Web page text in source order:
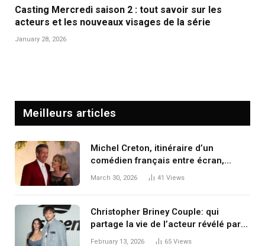
Casting Mercredi saison 2 : tout savoir sur les
acteurs et les nouveaux visages de la série
January 28, 2026
Meilleurs articles
Michel Creton, itinéraire d’un
comédien français entre écran,
plume et cité
March 30, 2026 41 Views
Christopher Briney Couple: qui
partage la vie de l’acteur révélé par
The Summer I Turned Pretty ?
February 13, 2026 65 Views